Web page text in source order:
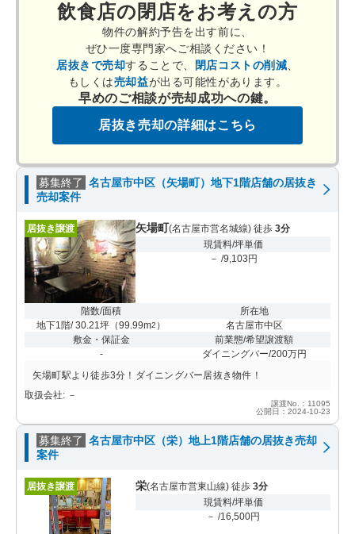
飲食店の閉店をお考えの方
物件の解約予告を出す前に、
ぜひ一度専門家へご相談ください！
居抜きで売却することで、 閉店コストの削減
もしくは売却益が出る可能性があります。
早めのご相談が売却成功への鍵。
居抜き売却の詳細はこちら
募集終了 名古屋市中区（矢場町）地下1階店舗の居抜き
売却案件
居抜き譲渡 矢場町(名古屋市営名城線) 徒歩 3分
現賃料/坪単価
－ /9,103円
階数/面積
地下1階/ 30.21坪 （99.99m2 ）
所在地
名古屋市中区
敷金・保証金
-
前業態/希望譲渡額
ダイニングバー/200万円
矢場町駅より徒歩3分！ダイニングバー居抜き物件！
取扱会社: －
譲渡No.：11095
公開日：2024-10-23
募集終了 名古屋市中区（栄）地上1階店舗の居抜き売却
案件
居抜き譲渡 栄(名古屋市営東山線) 徒歩 3分
現賃料/坪単価
－ /16,500円